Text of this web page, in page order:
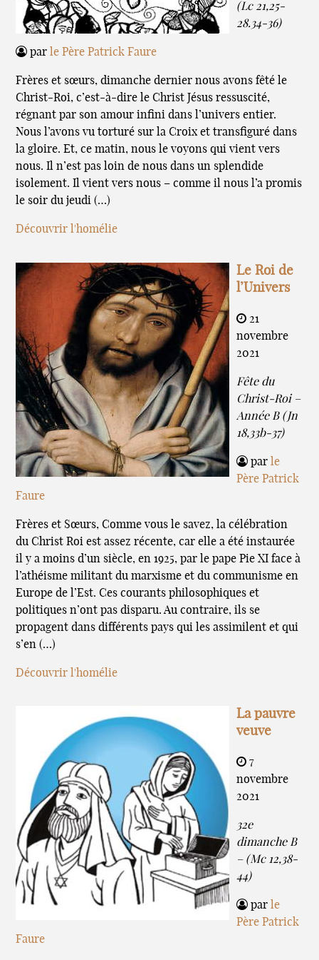
(Lc 21,25-
28.34-36)
parle Père Patrick Faure
Frères et sœurs, dimanche dernier nous avons fêté le
Christ-Roi, c’est-à-dire le Christ Jésus ressuscité,
régnant par son amour infini dans l’univers entier.
Nous l’avons vu torturé sur la Croix et transfiguré dans
la gloire. Et, ce matin, nous le voyons qui vient vers
nous. Il n’est pas loin de nous dans un splendide
isolement. Il vient vers nous – comme il nous l’a promis
le soir du jeudi (…)
Découvrir l'homélie
Le Roi de
l’Univers
21
novembre
2021
Fête du
Christ-Roi –
Année B (Jn
18,33b-37)
par le
Père Patrick
Faure
Frères et Sœurs, Comme vous le savez, la célébration
du Christ Roi est assez récente, car elle a été instaurée
il y a moins d’un siècle, en 1925, par le pape Pie XI face à
l’athéisme militant du marxisme et du communisme en
Europe de l’Est. Ces courants philosophiques et
politiques n’ont pas disparu. Au contraire, ils se
propagent dans différents pays qui les assimilent et qui
s’en (…)
Découvrir l'homélie
La pauvre
veuve
7
novembre
2021
32e
dimanche B
– (Mc 12,38-
44)
par le
Père Patrick
Faure